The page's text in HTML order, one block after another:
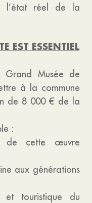
l’état réel de la
EST ESSENTIEL
Grand Musée de
à la commune
de 8 000 € de la
:
de cette œuvre
aux générations
et touristique du